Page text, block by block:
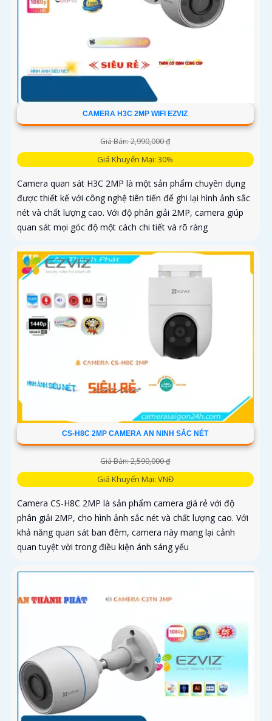
CAMERA H3C 2MP WIFI EZVIZ
Giá Bán: 2,990,000 ₫
Giá Khuyến Mại: 30%
Camera quan sát H3C 2MP là một sản phẩm chuyên dụng
được thiết kế với công nghệ tiên tiến để ghi lại hình ảnh sắc
nét và chất lượng cao. Với độ phân giải 2MP, camera giúp
quan sát mọi góc độ một cách chi tiết và rõ ràng
CS-H8C 2MP CAMERA AN NINH SẮC NÉT
Giá Bán: 2,590,000 ₫
Giá Khuyến Mại: VNĐ
Camera CS-H8C 2MP là sản phẩm camera giá rẻ với độ
phân giải 2MP, cho hình ảnh sắc nét và chất lượng cao. Với
khả năng quan sát ban đêm, camera này mang lại cảnh
quan tuyệt vời trong điều kiện ánh sáng yếu